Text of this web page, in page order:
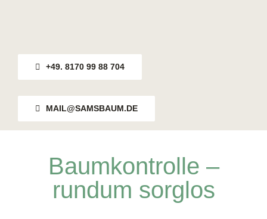
+49. 8170 99 88 704
MAIL@SAMSBAUM.DE
Baumkontrolle –
rundum sorglos